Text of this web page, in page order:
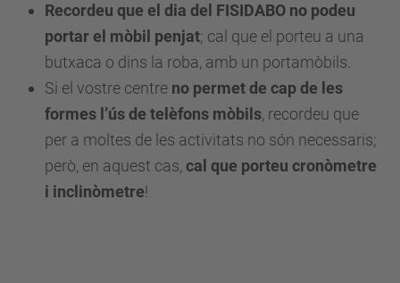
Recordeu que el dia del FISIDABO no podeu
portar el mòbil penjat; cal que el porteu a una
butxaca o dins la roba, amb un portamòbils.
Si el vostre centre no permet de cap de les
formes l’ús de telèfons mòbils, recordeu que
per a moltes de les activitats no són necessaris;
però, en aquest cas, cal que porteu cronòmetre
i inclinòmetre!